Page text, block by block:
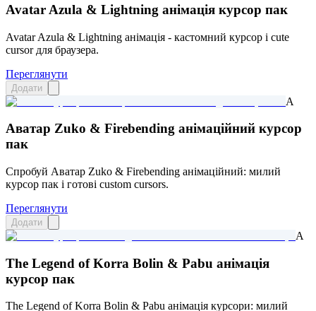
Avatar Azula & Lightning анімація курсор пак
Avatar Azula & Lightning анімація - кастомний курсор і cute
cursor для браузера.
Переглянути
Додати
A
Аватар Zuko & Firebending анімаційний курсор
пак
Спробуй Аватар Zuko & Firebending анімаційний: милий
курсор пак і готові custom cursors.
Переглянути
Додати
A
The Legend of Korra Bolin & Pabu анімація
курсор пак
The Legend of Korra Bolin & Pabu анімація курсори: милий